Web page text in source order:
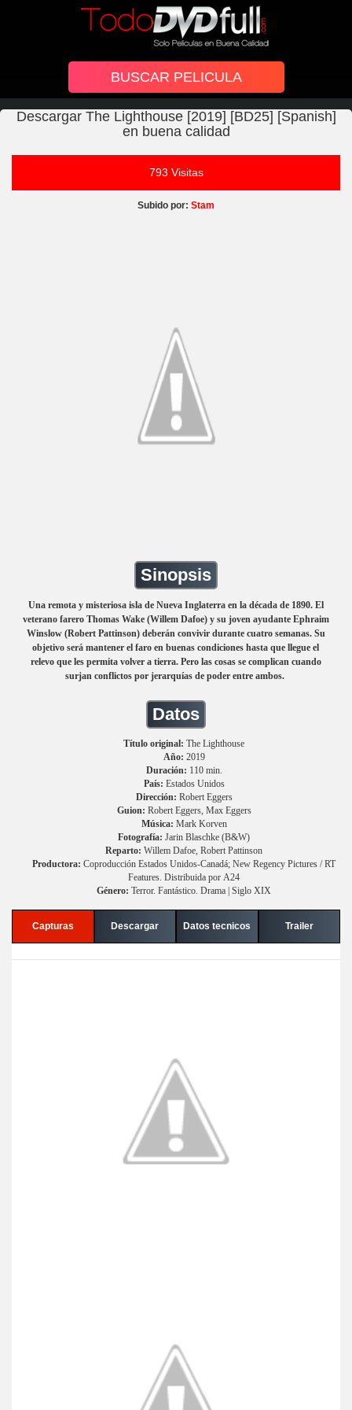
Descargar The Lighthouse [2019] [BD25] [Spanish]
en buena calidad
793 Visitas
Subido por: Stam
Sinopsis
Una remota y misteriosa isla de Nueva Inglaterra en la década de 1890. El
veterano farero Thomas Wake (Willem Dafoe) y su joven ayudante Ephraim
Winslow (Robert Pattinson) deberán convivir durante cuatro semanas. Su
objetivo será mantener el faro en buenas condiciones hasta que llegue el
relevo que les permita volver a tierra. Pero las cosas se complican cuando
surjan conflictos por jerarquías de poder entre ambos.
Datos
Título original: The Lighthouse
Año: 2019
Duración: 110 min.
País: Estados Unidos
Dirección: Robert Eggers
Guion: Robert Eggers, Max Eggers
Música: Mark Korven
Fotografía: Jarin Blaschke (B&W)
Reparto: Willem Dafoe, Robert Pattinson
Productora: Coproducción Estados Unidos-Canadá; New Regency Pictures / RT
Features. Distribuida por A24
Género: Terror. Fantástico. Drama | Siglo XIX
Capturas Descargar Datos tecnicos Trailer